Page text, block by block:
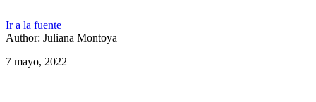
Ir a la fuente
Author: Juliana Montoya
7 mayo, 2022